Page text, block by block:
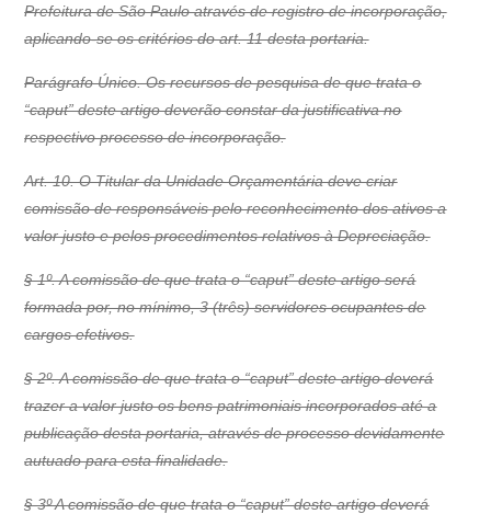
Prefeitura de São Paulo através de registro de incorporação,
aplicando-se os critérios do art. 11 desta portaria.
Parágrafo Único. Os recursos de pesquisa de que trata o
“caput” deste artigo deverão constar da justificativa no
respectivo processo de incorporação.
Art. 10. O Titular da Unidade Orçamentária deve criar
comissão de responsáveis pelo reconhecimento dos ativos a
valor justo e pelos procedimentos relativos à Depreciação.
§ 1º. A comissão de que trata o “caput” deste artigo será
formada por, no mínimo, 3 (três) servidores ocupantes de
cargos efetivos.
§ 2º. A comissão de que trata o “caput” deste artigo deverá
trazer a valor justo os bens patrimoniais incorporados até a
publicação desta portaria, através de processo devidamente
autuado para esta finalidade.
§ 3º A comissão de que trata o “caput” deste artigo deverá